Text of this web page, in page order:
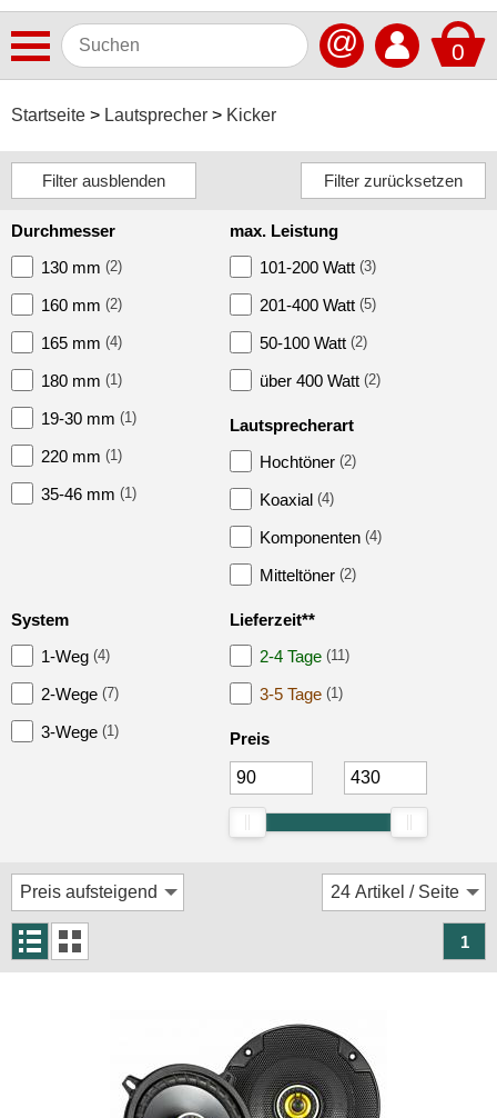
0
@
Startseite Lautsprecher Kicker
Autoradios
Dashcams
Elektromobilität
Freisprechanlagen
ACV
Alpine
Audison
Autotek
DLS
ESX
Hertz
Hifonics
Durchmesser
130 mm (2)
160 mm (2)
165 mm (4)
180 mm (1)
19-30 mm (1)
220 mm (1)
35-46 mm (1)
max. Leistung
101-200 Watt (3)
201-400 Watt (5)
50-100 Watt (2)
über 400 Watt (2)
Lautsprecherart
Hochtöner (2)
Koaxial (4)
Komponenten (4)
Mitteltöner (2)
System
1-Weg (4)
2-Wege (7)
3-Wege (1)
Lieferzeit**
2-4 Tage (11)
3-5 Tage (1)
Preis
1